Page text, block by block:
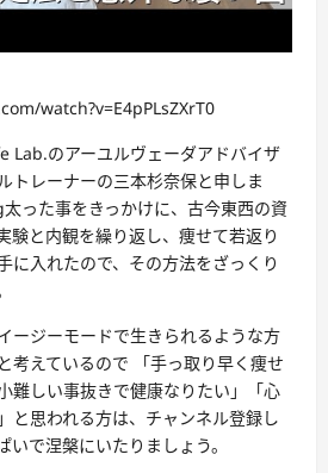
watch?v=E4pPLsZXrT0
Lab.のアーユルヴェーダアドバイザ
トレーナーの三本杉奈保と申しま
った事をきっかけに、古今東西の資
験と内観を繰り返し、痩せて若返り
に入れたので、その方法をざっくり
ージーモードで生きられるような方
考えているので 「手っ取り早く痩せ
難しい事抜きで健康なりたい」「心
と思われる方は、チャンネル登録し
で涅槃にいたりましょう。